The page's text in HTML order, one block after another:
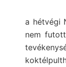
a hétvégi
nem